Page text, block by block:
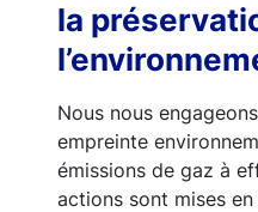
la
Nous nous
empreinte
émissions de gaz à
actions sont mises